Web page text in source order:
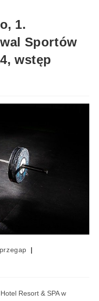
1.
Sportów
wstęp
Resort & SPA w